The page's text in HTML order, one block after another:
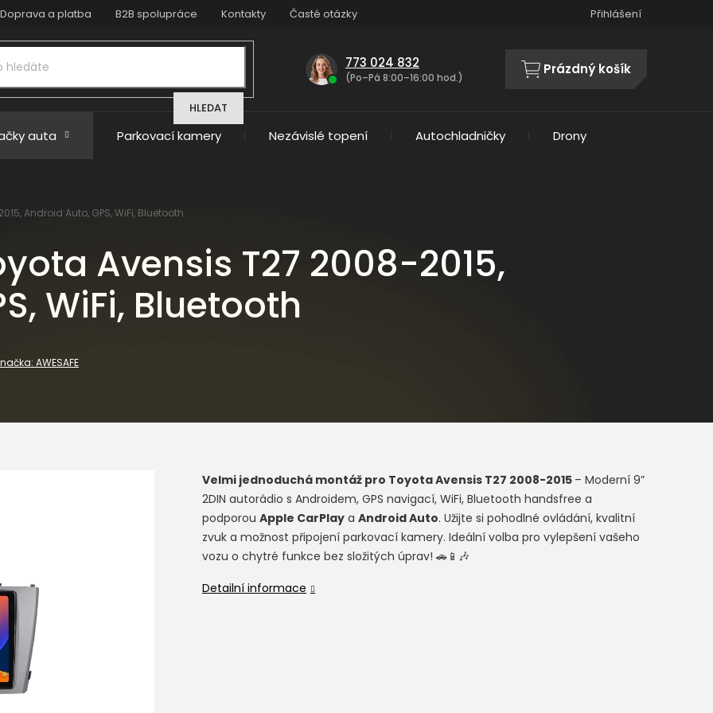
Doprava a platba B2B spolupráce Kontakty Časté otázky Přihlášení
HLEDAT
773 024 832
(Po–Pá 8:00–16:00 hod.)
NÁKUPNÍ
Prázdný košík
auta Parkovací kamery Nezávislé topení Autochladničky Drony
Android Auto, GPS, WiFi, Bluetooth
Avensis T27 2008-2015,
WiFi, Bluetooth
AWESAFE
Velmi jednoduchá montáž pro Toyota Avensis T27 2008-2015 – Moderní 9”
2DIN autorádio s Androidem, GPS navigací, WiFi, Bluetooth handsfree a
podporou Apple CarPlay a Android Auto. Užijte si pohodlné ovládání, kvalitní
zvuk a možnost připojení parkovací kamery. Ideální volba pro vylepšení vašeho
vozu o chytré funkce bez složitých úprav! 🚗📱🎶
Detailní informace